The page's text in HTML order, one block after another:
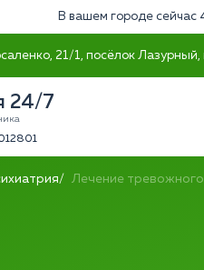
В вашем городе сейчас
21/1, посёлок
24/7
Лечение